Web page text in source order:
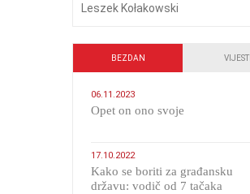
Leszek Kołakowski
BEZDAN VIJESTI
06.11.2023
​Opet on ono svoje
17.10.2022
Kako se boriti za građansku
državu: vodič od 7 tačaka